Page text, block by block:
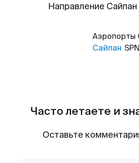
Направление
Аэропорты
Сайпан SPN
Часто летаете и
Оставьте